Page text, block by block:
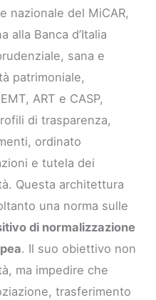
nazionale del MiCAR,
alla Banca d’Italia
sana e
patrimoniale,
ART e CASP,
di trasparenza,
ordinato
e tutela dei
Questa architettura
una norma sulle
di normalizzazione
. Il suo obiettivo non
ma impedire che
trasferimento